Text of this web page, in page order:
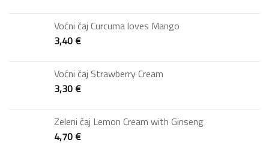
Voćni čaj Curcuma loves Mango
3,40€
Voćni čaj Strawberry Cream
3,30€
Zeleni čaj Lemon Cream with Ginseng
4,70€